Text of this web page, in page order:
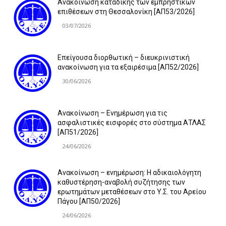
Ανακοίνωση καταδίκης των εμπρηστικών
επιθέσεων στη Θεσσαλονίκη [ΑΠ53/2026]
03/07/2026
Επείγουσα διορθωτική – διευκρινιστική
ανακοίνωση για τα εξαιρέσιμα [ΑΠ52/2026]
30/06/2026
Ανακοίνωση – Ενημέρωση για τις
ασφαλιστικές εισφορές στο σύστημα ΑΤΛΑΣ
[ΑΠ51/2026]
24/06/2026
Ανακοίνωση – ενημέρωση: Η αδικαιολόγητη
καθυστέρηση-αναβολή συζήτησης των
ερωτημάτων μεταθέσεων στο Υ.Σ. του Αρείου
Πάγου [ΑΠ50/2026]
24/06/2026